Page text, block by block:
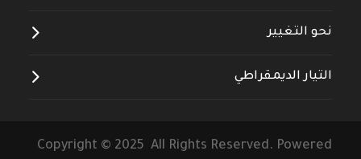
نحو التغيير
التيار الديمقراطي
Copyright © 2025 All Rights Reserved. Powered